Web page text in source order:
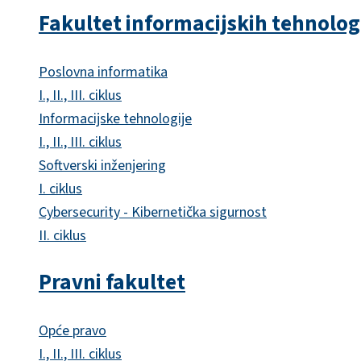
Fakultet informacijskih
Poslovna informatika
I., II., III. ciklus
Informacijske tehnologije
I., II., III. ciklus
Softverski inženjering
I. ciklus
Cybersecurity - Kibernetička sigurnost
II. ciklus
Pravni fakultet
Opće pravo
I., II., III. ciklus